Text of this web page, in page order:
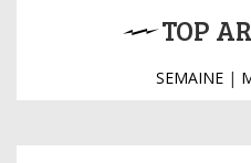
TOP
SEMAINE|